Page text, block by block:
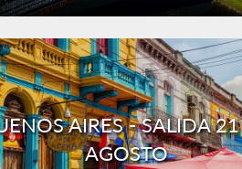
AIRES - SALIDA
AGOSTO